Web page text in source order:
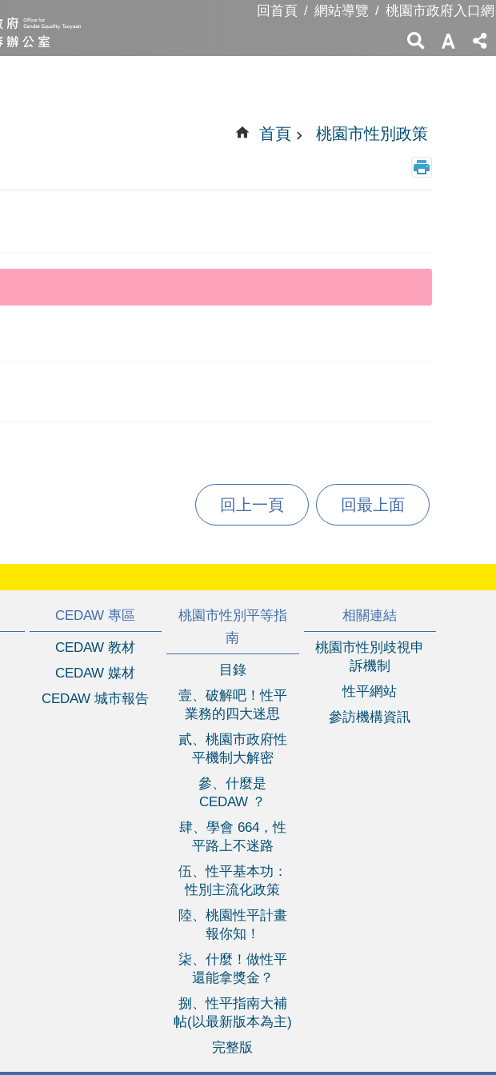
回首頁 網站導覽 桃園市政府入口網
首頁 桃園市性別政策
回上一頁 回最上面
CEDAW 專區
CEDAW 教材
CEDAW 媒材
CEDAW 城市報告
桃園市性別平等指
南
目錄
壹、破解吧！性平
業務的四大迷思
貳、桃園市政府性
平機制大解密
參、什麼是
CEDAW ？
肆、學會 664，性
平路上不迷路
伍、性平基本功：
性別主流化政策
陸、桃園性平計畫
報你知！
柒、什麼！做性平
還能拿獎金？
捌、性平指南大補
帖(以最新版本為主)
完整版
相關連結
桃園市性別歧視申
訴機制
性平網站
參訪機構資訊